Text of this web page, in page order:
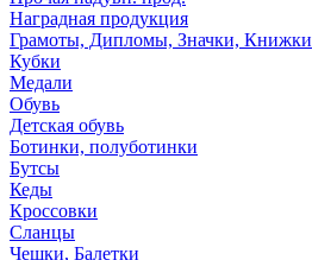
Наградная продукция
Грамоты, Дипломы, Значки, Книжки
Кубки
Медали
Обувь
Детская обувь
Ботинки, полуботинки
Бутсы
Кеды
Кроссовки
Сланцы
Чешки, Балетки